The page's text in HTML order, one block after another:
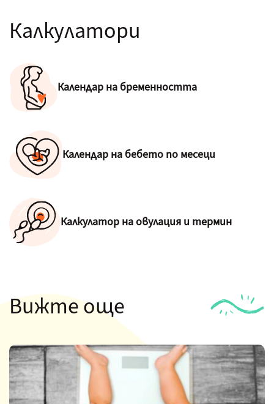
Калкулатори
Календар на бременността
Календар на бебето по месеци
Калкулатор на овулация и термин
Вижте още